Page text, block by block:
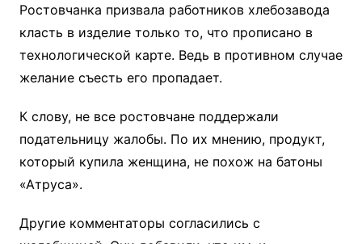
Ростовчанка призвала работников хлебозавода
класть в изделие только то, что прописано в
технологической карте. Ведь в противном случае
желание съесть его пропадает.
К слову, не все ростовчане поддержали
подательницу жалобы. По их мнению, продукт,
который купила женщина, не похож на батоны
«Атруса».
Другие комментаторы согласились с